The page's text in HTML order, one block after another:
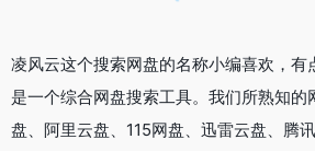
凌风云这个搜索网盘的名称小编喜欢，有
是一个综合网盘搜索工具。我们所熟知的
盘、阿里云盘、115网盘、迅雷云盘、腾